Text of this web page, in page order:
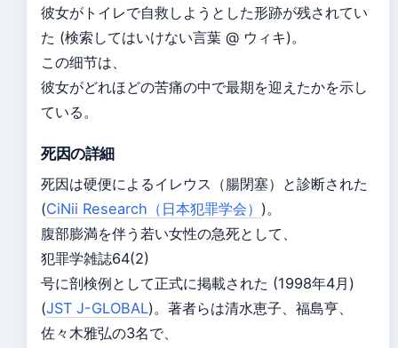
彼女がトイレで自救しようとした形跡が残されてい
た (検索してはいけない言葉 @ ウィキ)。
この细节は、
彼女がどれほどの苦痛の中で最期を迎えたかを示し
ている。
死因の詳細
死因は硬便によるイレウス（腸閉塞）と診断された
(CiNii Research（日本犯罪学会） )。
腹部膨満を伴う若い女性の急死として、
犯罪学雑誌64(2)
号に剖検例として正式に掲載された (1998年4月)
(JST J-GLOBAL)。著者らは清水恵子、福島亨、
佐々木雅弘の3名で、